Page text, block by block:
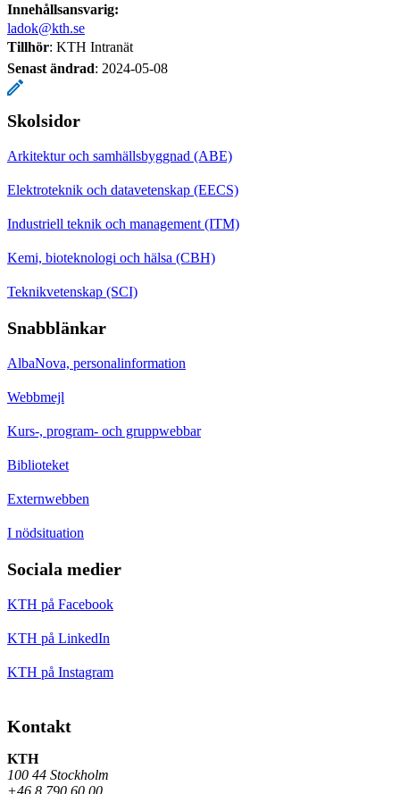
Innehållsansvarig:
ladok@kth.se
Tillhör: KTH Intranät
Senast ändrad: 2024-05-08
Skolsidor
Arkitektur och samhällsbyggnad (ABE)
Elektroteknik och datavetenskap (EECS)
Industriell teknik och management (ITM)
Kemi, bioteknologi och hälsa (CBH)
Teknikvetenskap (SCI)
Snabblänkar
AlbaNova, personalinformation
Webbmejl
Kurs-, program- och gruppwebbar
Biblioteket
Externwebben
I nödsituation
Sociala medier
KTH på Facebook
KTH på LinkedIn
KTH på Instagram
Kontakt
KTH
100 44 Stockholm
+46 8 790 60 00